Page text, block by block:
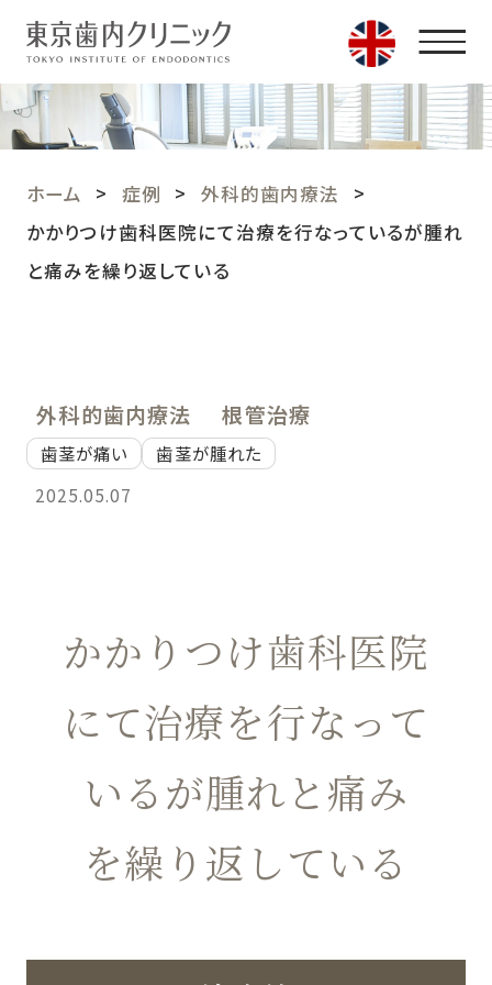
ホーム 症例
外科的歯内療法
かかりつけ歯科医院にて治療を行なっているが腫れ
と痛みを繰り返している
外科的歯内療法 根管治療
歯茎が痛い
歯茎が腫れた
2025.05.07
かかりつけ歯科医院
にて治療を行なって
いるが腫れと痛み
を繰り返している